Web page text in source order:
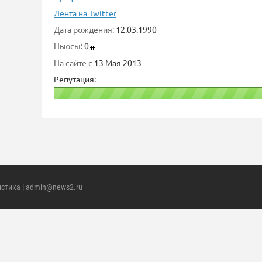
Лента на Twitter
Дата рождения: 12.03.1990
Ньюсы:0
На сайте с 13 Мая 2013
Репутация:
| admin@news2.ru